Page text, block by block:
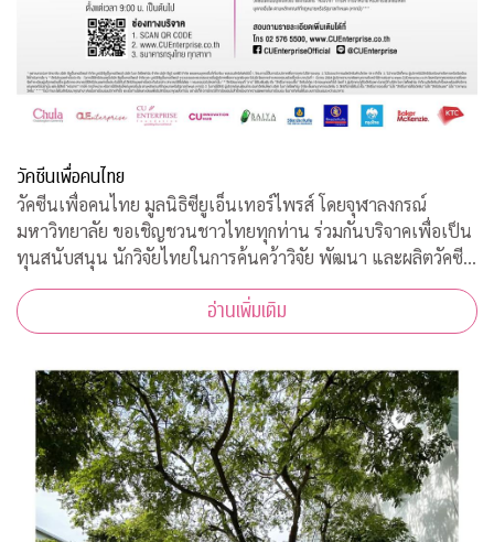
วัคซีนเพื่อคนไทย
วัคซีนเพื่อคนไทย มูลนิธิซียูเอ็นเทอร์ไพรส์ โดยจุฬาลงกรณ์
มหาวิทยาลัย ขอเชิญชวนชาวไทยทุกท่าน ร่วมกันบริจาคเพื่อเป็น
ทุนสนับสนุน นักวิจัยไทยในการค้นคว้าวิจัย พัฒนา และผลิตวัคซีน
ต้านโควิด-19*
อ่านเพิ่มเติม